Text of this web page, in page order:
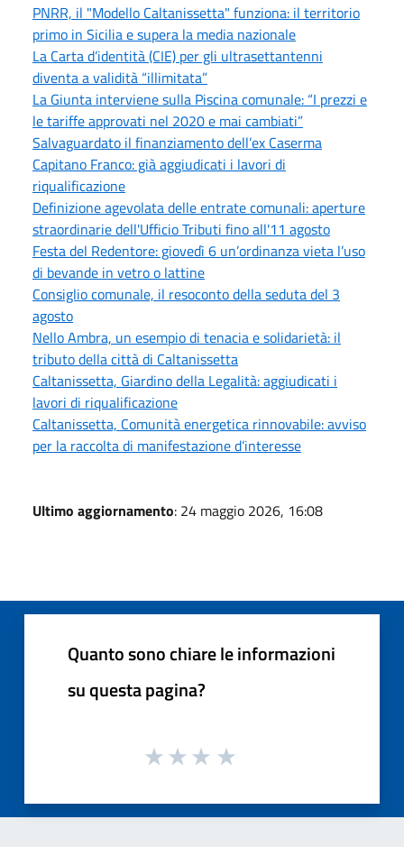
PNRR, il "Modello Caltanissetta" funziona: il territorio
primo in Sicilia e supera la media nazionale
La Carta d’identità (CIE) per gli ultrasettantenni
diventa a validità “illimitata”
La Giunta interviene sulla Piscina comunale: “I prezzi e
le tariffe approvati nel 2020 e mai cambiati”
Salvaguardato il finanziamento dell’ex Caserma
Capitano Franco: già aggiudicati i lavori di
riqualificazione
Definizione agevolata delle entrate comunali: aperture
straordinarie dell'Ufficio Tributi fino all'11 agosto
Festa del Redentore: giovedì 6 un’ordinanza vieta l’uso
di bevande in vetro o lattine
Consiglio comunale, il resoconto della seduta del 3
agosto
Nello Ambra, un esempio di tenacia e solidarietà: il
tributo della città di Caltanissetta
Caltanissetta, Giardino della Legalità: aggiudicati i
lavori di riqualificazione
Caltanissetta, Comunità energetica rinnovabile: avviso
per la raccolta di manifestazione d’interesse
Ultimo aggiornamento: 24 maggio 2026, 16:08
Quanto sono chiare le informazioni
su questa pagina?